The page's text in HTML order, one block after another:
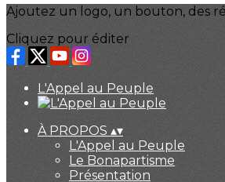
Ajoutez un logo, un bouton, des
Cliquez pour éditer
L'Appel au Peuple
À PROPOS ▴▾
L'Appel au Peuple
Le Bonapartisme
Présentation